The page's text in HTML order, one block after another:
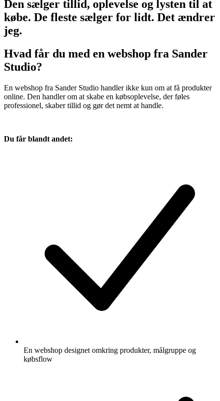
Den sæ ger ti id, op eve se og ysten ti at
købe. De fleste sælger for lidt. Det ændrer
jeg.
Hvad får du med en webshop fra Sander
Studio?
En webshop fra Sander Studio handler ikke kun om at få produkter
online. Den handler om at skabe en købsoplevelse, der føles
professionel, skaber tillid og gør det nemt at handle.
Du får blandt andet:
En webshop designet omkring produkter, målgruppe og
købsflow